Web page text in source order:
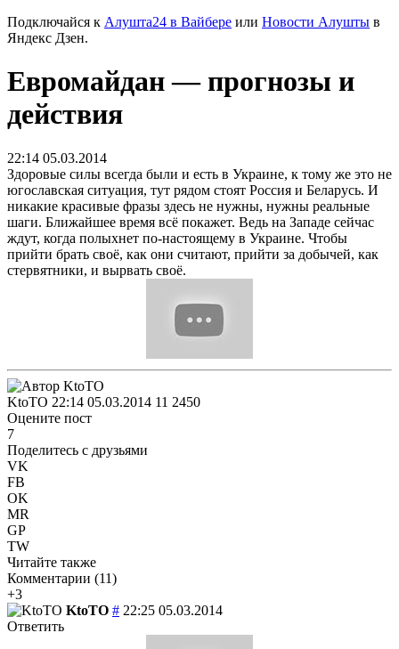
Подключайся к Алушта24 в Вайбере или Новости Алушты в
Яндекс Дзен.
Евромайдан — прогнозы и
действия
22:14 05.03.2014
Здоровые силы всегда были и есть в Украине, к тому же это не
югославская ситуация, тут рядом стоят Россия и Беларусь. И
никакие красивые фразы здесь не нужны, нужны реальные
шаги. Ближайшее время всё покажет. Ведь на Западе сейчас
ждут, когда полыхнет по-настоящему в Украине. Чтобы
прийти брать своё, как они считают, прийти за добычей, как
стервятники, и вырвать своё.
KtoTO 22:14 05.03.2014 11 2450
Оцените пост
7
Поделитесь с друзьями
VK
FB
OK
MR
GP
TW
Читайте также
Комментарии (11)
+3
KtoTO # 22:25 05.03.2014
Ответить